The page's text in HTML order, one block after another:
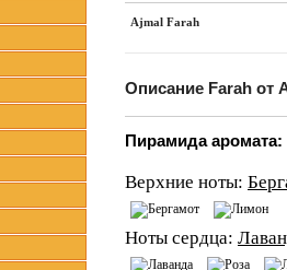
Ajmal Farah
Описание Farah от
Пирамида аромата:
Верхние ноты:
Ноты сердца: